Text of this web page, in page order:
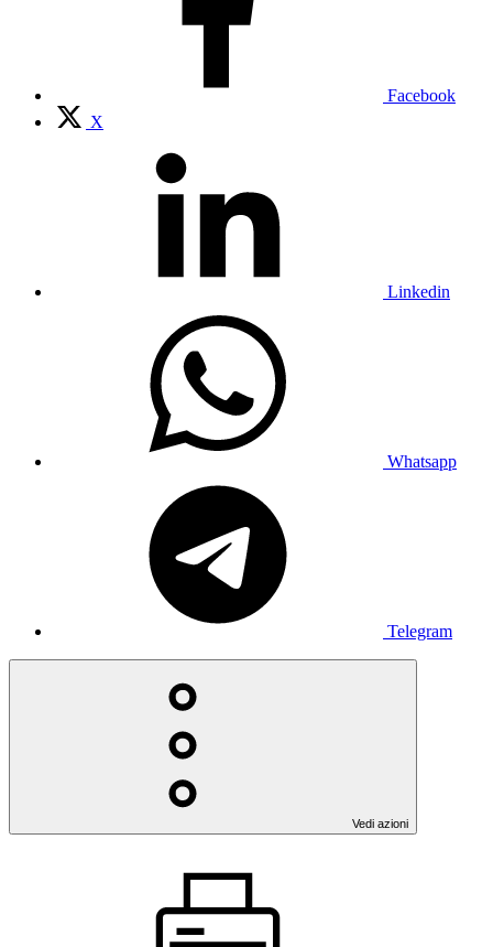
Facebook
X
Linkedin
Whatsapp
Telegram
Vedi azioni